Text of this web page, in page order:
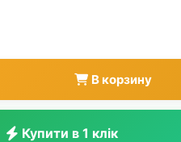
В корзину
Купити в 1 клік